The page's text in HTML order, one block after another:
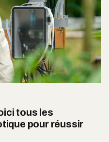
tous les
pour réussir